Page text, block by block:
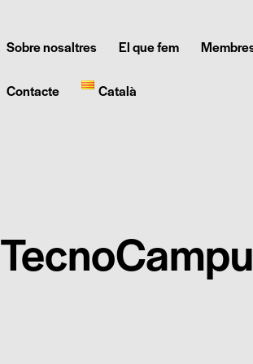
Sobre nosaltres El que fem
Contacte Català